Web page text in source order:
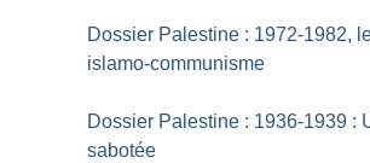
Dossier Palestine : 1972-1982,
islamo-communisme
Dossier Palestine : 1936-1939 :
sabotée